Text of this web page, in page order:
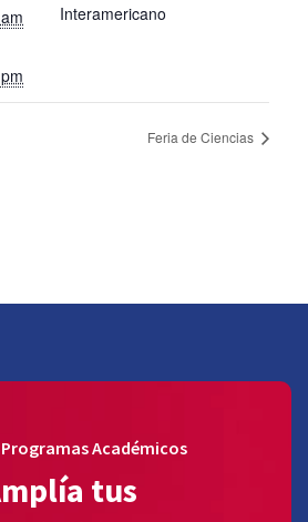
Interamericano
Feria de Ciencias
Programas Académicos
tus